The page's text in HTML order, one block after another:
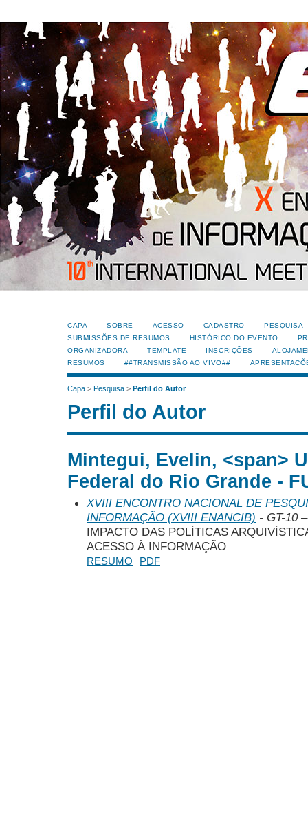
CAPA SOBRE ACESSO CADASTRO
PESQUISA
SUBMISSÕES DE RESUMOS
HISTÓRICO DO EVENTO
ORGANIZADORA
TEMPLATE INSCRIÇÕES
RESUMOS
##TRANSMISSÃO AO VIVO##
Capa > Pesquisa > Perfil do Autor
Perfil do Autor
Mintegui, Evelin, <span>
Federal do Rio Grande -
XVIII ENCONTRO NACIONAL DE
INFORMAÇÃO (XVIII ENANCIB) - GT-10
IMPACTO DAS POLÍTICAS
ACESSO À INFORMAÇÃO
RESUMO PDF